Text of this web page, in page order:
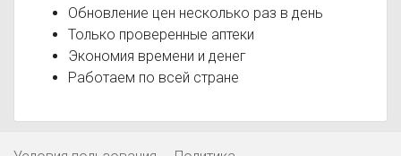
Обновление цен несколько раз в день
Только проверенные аптеки
Экономия времени и денег
Работаем по всей стране